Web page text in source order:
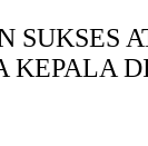
SUKSES
KEPALA